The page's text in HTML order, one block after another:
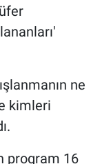
ne
kimleri
program 16